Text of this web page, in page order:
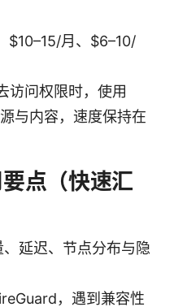
$10–15/月、$6–10/
访问权限时，使用
与内容，速度保持在
点（快速汇
延迟、节点分布与隐
，遇到兼容性